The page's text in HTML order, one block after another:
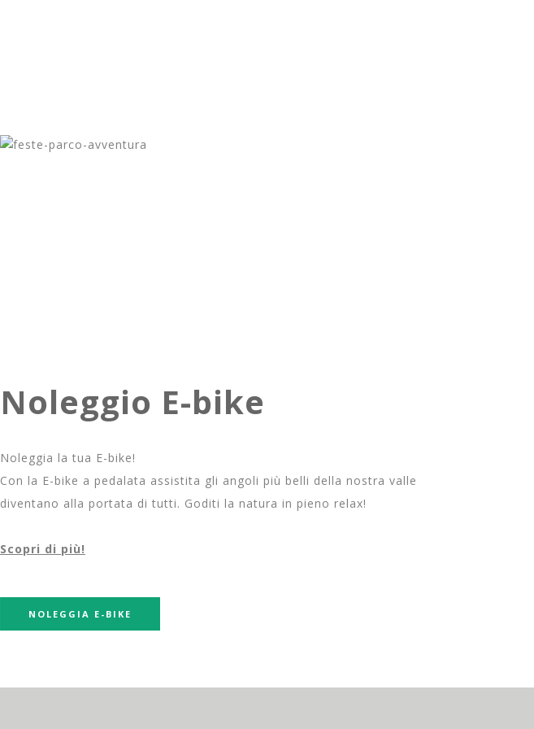
Noleggio E-bike
Noleggia la tua E-bike!
Con la E-bike a pedalata assistita gli angoli più belli della nostra valle
diventano alla portata di tutti. Goditi la natura in pieno relax!
Scopri di più!
NOLEGGIA E-BIKE